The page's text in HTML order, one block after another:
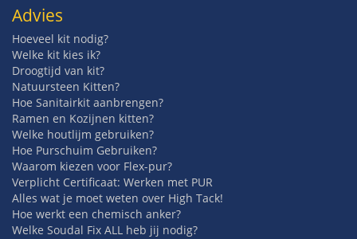
Advies
Hoeveel kit nodig?
Welke kit kies ik?
Droogtijd van kit?
Natuursteen Kitten?
Hoe Sanitairkit aanbrengen?
Ramen en Kozijnen kitten?
Welke houtlijm gebruiken?
Hoe Purschuim Gebruiken?
Waarom kiezen voor Flex-pur?
Verplicht Certificaat: Werken met PUR
Alles wat je moet weten over High Tack!
Hoe werkt een chemisch anker?
Welke Soudal Fix ALL heb jij nodig?